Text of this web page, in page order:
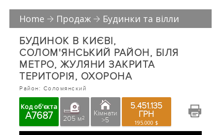
Home Продаж
Будинки та вілли
БУДИНОК В КИЄВІ,
СОЛОМ'ЯНСЬКИЙ РАЙОН, БІЛЯ
МЕТРО, ЖУЛЯНИ ЗАКРИТА
ТЕРИТОРІЯ, ОХОРОНА
Район: Соломянский
Код об'єкта
A7687 205 м2
Кімнати
>5
5.451.135
ГРН
195.000 $